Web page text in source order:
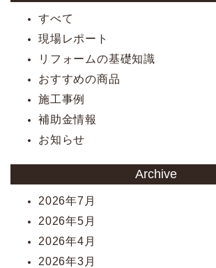
すべて
現場レポート
リフォームの基礎知識
おすすめの商品
施工事例
補助金情報
お知らせ
Archive
2026年7月
2026年5月
2026年4月
2026年3月